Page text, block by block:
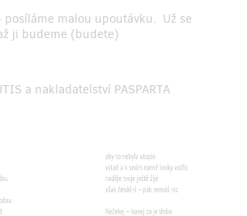
posíláme malou upoutávku. Už se
ji budeme (budete)
a nakladatelství PASPARTA